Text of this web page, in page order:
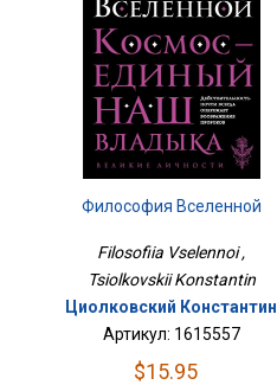
Философия Вселенной
Filosofiia Vselennoi ,
Tsiolkovskii Konstantin
Циолковский Константин
Артикул: 1615557
$15.95